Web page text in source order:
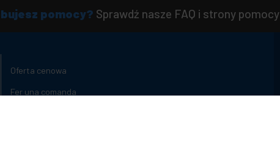
pomocy? Sprawdź nasze FAQ i strony pomocy
Oferta cenowa
Fer una comanda